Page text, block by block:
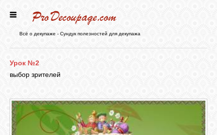
ФОРУМ
Всё о декупаже - Сундук полезностей для декупажа
Урок №2
выбор зрителей